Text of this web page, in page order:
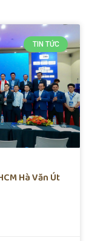
TIN TỨC
Hà Văn Út